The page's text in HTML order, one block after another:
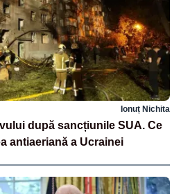
Ionuț Nichita
după sancțiunile SUA. Ce
antiaeriană a Ucrainei